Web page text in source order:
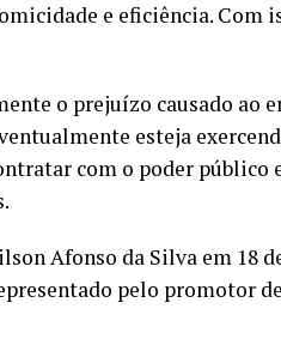
e eficiência. Com
o prejuízo causado ao
esteja
com o poder público
Afonso da Silva em 18
pelo promotor